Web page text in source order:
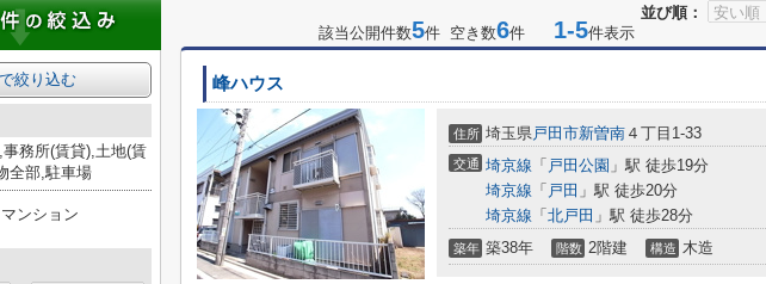
並び順：
該当公開件数5件 空き数6件 1-5件表示
峰ハウス
住所 埼玉県戸田市新曽南 ４丁目1-33
交通 埼京線 「 戸田公園 」駅 徒歩19分
埼京線 「 戸田 」駅 徒歩20分
埼京線 「 北戸田 」駅 徒歩28分
築年 築38年 階数 2階建 構造 木造
絞り込む
務所(賃貸),土地(賃
全部,駐車場
マンション